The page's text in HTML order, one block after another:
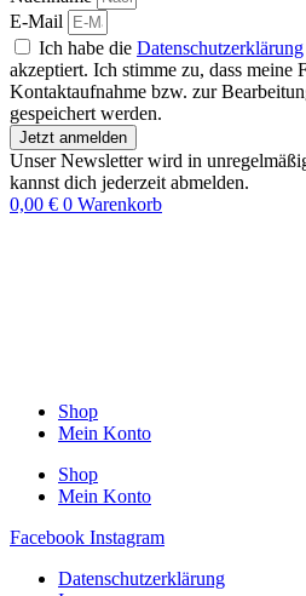
E-Mail
Ich habe die Datenschutzerklärung
akzeptiert. Ich stimme zu, dass meine
Kontaktaufnahme bzw. zur
gespeichert werden.
Jetzt anmelden
Unser Newsletter wird in
kannst dich jederzeit abmelden.
0,00 € 0 Warenkorb
Shop
Mein Konto
Shop
Mein Konto
Facebook Instagram
Datenschutzerklärung